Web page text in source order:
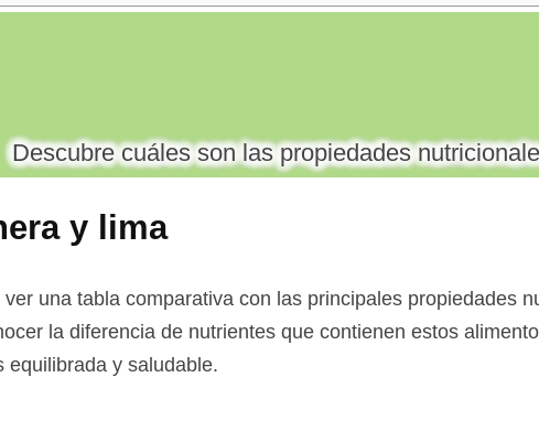
y lima
Descubre cuáles son las propiedades
una tabla comparativa con las principales propiedades
la diferencia de nutrientes que contienen estos
equilibrada y saludable.